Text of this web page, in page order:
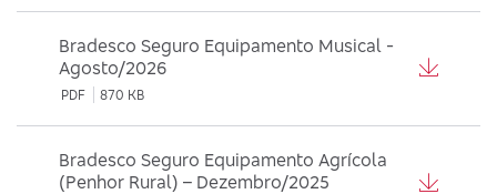
Bradesco Seguro Equipamento Musical -
Agosto/2026
PDF 870 KB
Bradesco Seguro Equipamento Agrícola
(Penhor Rural) – Dezembro/2025